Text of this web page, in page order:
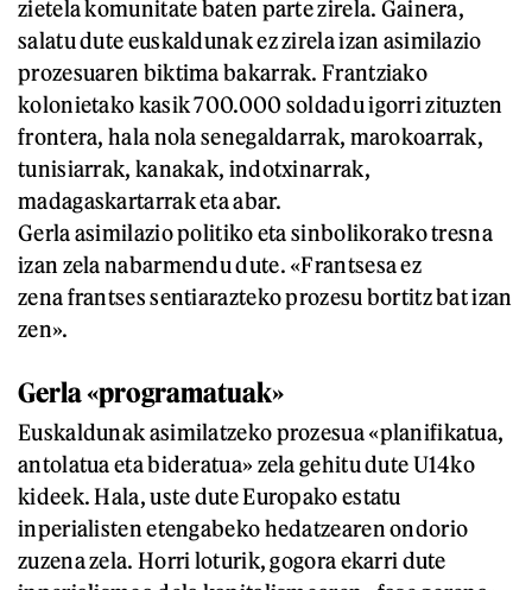
zietela komunitate baten parte zirela. Gainera,
salatu dute euskaldunak ez zirela izan asimilazio
prozesuaren biktima bakarrak. Frantziako
kolonietako kasik 700.000 soldadu igorri zituzten
frontera, hala nola senegaldarrak, marokoarrak,
tunisiarrak, kanakak, indotxinarrak,
madagaskartarrak eta abar.
Gerla asimilazio politiko eta sinbolikorako tresna
izan zela nabarmendu dute. «Frantsesa ez
zena frantses sentiarazteko prozesu bortitz bat izan
zen».
Gerla «programatuak»
Euskaldunak asimilatzeko prozesua «planifikatua,
antolatua eta bideratua» zela gehitu dute U14ko
kideek. Hala, uste dute Europako estatu
inperialisten etengabeko hedatzearen ondorio
zuzena zela. Horri loturik, gogora ekarri dute